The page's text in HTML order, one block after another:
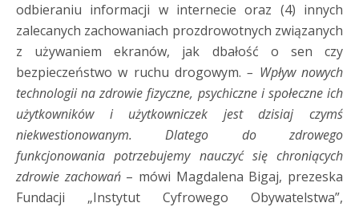
odbieraniu informacji w internecie oraz (4) innych
zalecanych zachowaniach prozdrowotnych związanych
z używaniem ekranów, jak dbałość o sen czy
bezpieczeństwo w ruchu drogowym.– Wpływ nowych
technologii na zdrowie fizyczne, psychiczne i społeczne ich
użytkowników i użytkowniczek jest dzisiaj czymś
niekwestionowanym. Dlatego do zdrowego
funkcjonowania potrzebujemy nauczyć się chroniących
zdrowie zacho­wań– mówi Magdalena Bigaj, prezeska
Fundacji „Instytut Cyfrowego Obywatelstwa”,